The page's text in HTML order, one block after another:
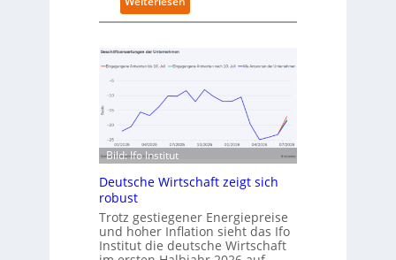
e
u
C
a
m
s
D
t
c
a
i
B
i
t
Bild: Ifo Institut
Deutsche Wirtschaft zeigt sich
robust
Trotz gestiegener Energiepreise
und hoher Inflation sieht das Ifo
Institut die deutsche Wirtschaft